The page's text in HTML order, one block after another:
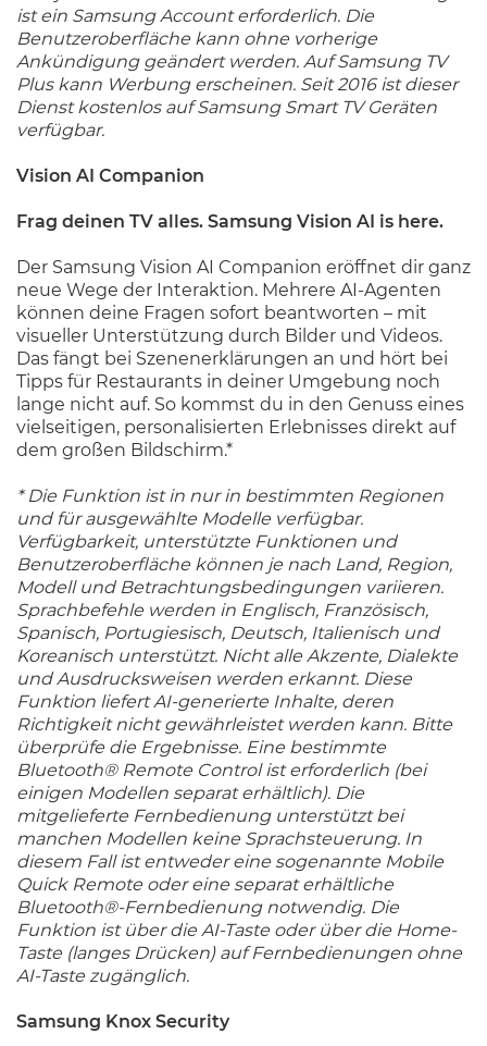
ist ein Samsung Account erforderlich. Die
Benutzeroberfläche kann ohne vorherige
Ankündigung geändert werden. Auf Samsung TV
Plus kann Werbung erscheinen. Seit 2016 ist dieser
Dienst kostenlos auf Samsung Smart TV Geräten
verfügbar.
Vision AI Companion
Frag deinen TV alles. Samsung Vision AI is here.
Der Samsung Vision AI Companion eröffnet dir ganz
neue Wege der Interaktion. Mehrere AI-Agenten
können deine Fragen sofort beantworten – mit
visueller Unterstützung durch Bilder und Videos.
Das fängt bei Szenenerklärungen an und hört bei
Tipps für Restaurants in deiner Umgebung noch
lange nicht auf. So kommst du in den Genuss eines
vielseitigen, personalisierten Erlebnisses direkt auf
dem großen Bildschirm.*
* Die Funktion ist in nur in bestimmten Regionen
und für ausgewählte Modelle verfügbar.
Verfügbarkeit, unterstützte Funktionen und
Benutzeroberfläche können je nach Land, Region,
Modell und Betrachtungsbedingungen variieren.
Sprachbefehle werden in Englisch, Französisch,
Spanisch, Portugiesisch, Deutsch, Italienisch und
Koreanisch unterstützt. Nicht alle Akzente, Dialekte
und Ausdrucksweisen werden erkannt. Diese
Funktion liefert AI-generierte Inhalte, deren
Richtigkeit nicht gewährleistet werden kann. Bitte
überprüfe die Ergebnisse. Eine bestimmte
Bluetooth® Remote Control ist erforderlich (bei
einigen Modellen separat erhältlich). Die
mitgelieferte Fernbedienung unterstützt bei
manchen Modellen keine Sprachsteuerung. In
diesem Fall ist entweder eine sogenannte Mobile
Quick Remote oder eine separat erhältliche
Bluetooth®-Fernbedienung notwendig. Die
Funktion ist über die AI-Taste oder über die Home-
Taste (langes Drücken) auf Fernbedienungen ohne
AI-Taste zugänglich.
Samsung Knox Security